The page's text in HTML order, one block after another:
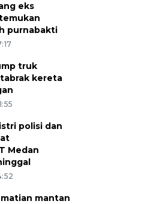
eks
purnabakti
truk
kereta
polisi dan
Medan
mantan